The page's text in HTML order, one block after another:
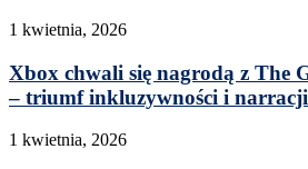
1 kwietnia, 2026
Xbox chwali się nagrodą z The
– triumf inkluzywności i narracji
1 kwietnia, 2026